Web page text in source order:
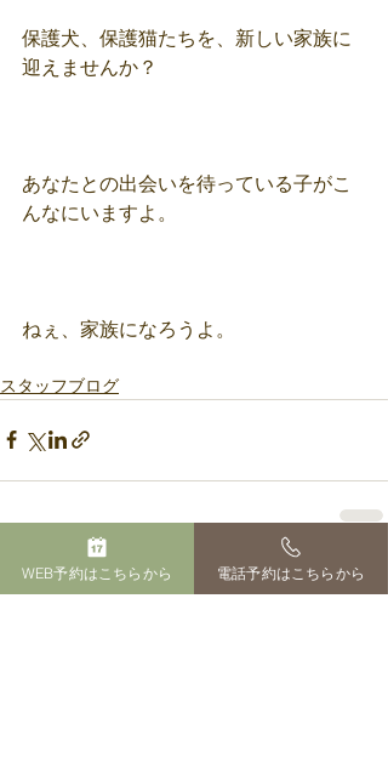
保護犬、保護猫たちを、新しい家族に
迎えませんか？
あなたとの出会いを待っている子がこ
んなにいますよ。
ねぇ、家族になろうよ。
スタッフブログ
最新記事 すべて表示
WEB予約はこちらから 電話予約はこちらから